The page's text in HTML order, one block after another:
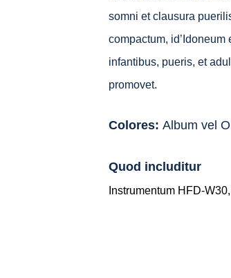
somni et clausura
compactum,
infantibus, pueris, et
promovet.
Colores: Album vel
Quod includitur
Instrumentum HFD-